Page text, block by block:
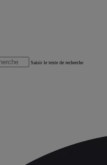
Saisir le texte de recherche